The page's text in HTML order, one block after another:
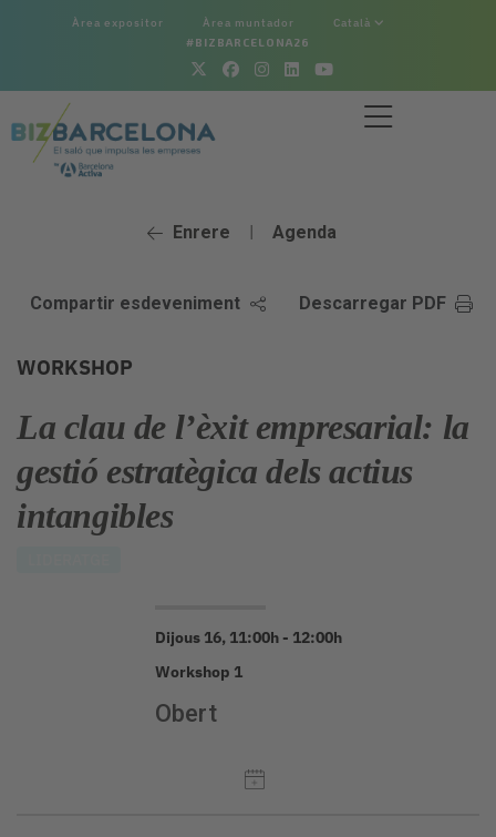
Àrea expositor Àrea muntador Català
#BIZBARCELONA26
Enrere | Agenda
Compartir esdeveniment Descarregar PDF
WORKSHOP
La clau de l’èxit empresarial: la
gestió estratègica dels actius
intangibles
Dijous 16, 11:00h - 12:00h
Workshop 1
Obert